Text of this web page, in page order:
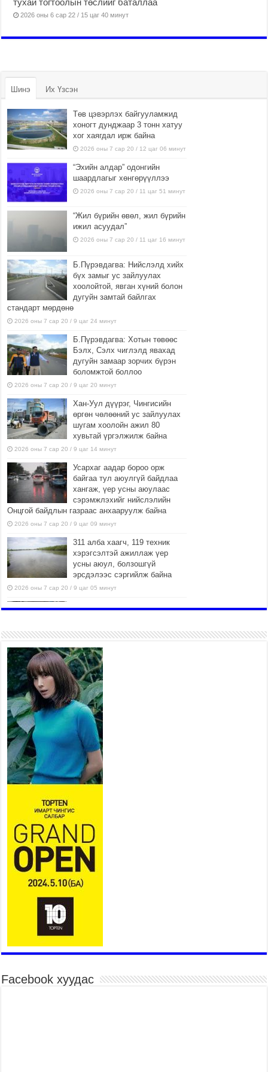
тухай тогтоолын төслийг баталлаа
2026 оны 6 сар 22 / 15 цаг 40 минут
Шинэ Их Үзсэн
Төв цэвэрлэх байгууламжид
хоногт дунджаар 3 тонн хатуу
хог хаягдал ирж байна
2026 оны 7 сар 20 / 12 цаг 06 минут
“Эхийн алдар” одонгийн
шаардлагыг хөнгөрүүллээ
2026 оны 7 сар 20 / 11 цаг 51 минут
“Жил бүрийн өвөл, жил бүрийн
ижил асуудал”
2026 оны 7 сар 20 / 11 цаг 16 минут
Б.Пүрэвдагва: Нийслэлд хийх
бүх замыг ус зайлуулах
хоолойтой, явган хүний болон
дугуйн замтай байлгах
стандарт мөрдөнө
2026 оны 7 сар 20 / 9 цаг 24 минут
Б.Пүрэвдагва: Хотын төвөөс
Бэлх, Сэлх чиглэлд явахад
дугуйн замаар зорчих бүрэн
боломжтой боллоо
2026 оны 7 сар 20 / 9 цаг 20 минут
Хан-Уул дүүрэг, Чингисийн
өргөн чөлөөний ус зайлуулах
шугам хоолойн ажил 80
хувьтай үргэлжилж байна
2026 оны 7 сар 20 / 9 цаг 14 минут
Усархаг аадар бороо орж
байгаа тул аюулгүй байдлаа
хангаж, үер усны аюулаас
сэрэмжлэхийг нийслэлийн
Онцгой байдлын газраас анхааруулж байна
2026 оны 7 сар 20 / 9 цаг 09 минут
311 алба хаагч, 119 техник
хэрэгсэлтэй ажиллаж үер
усны аюул, болзошгүй
эрсдэлээс сэргийлж байна
2026 оны 7 сар 20 / 9 цаг 05 минут
Аяллаа зөв төлөвлөхийг
2026 оны 7 сар 16 / 11 цаг 50 минут
Үер усны болзошгүй аюулаас
сэргийлж, холбогдох
байгууллагууд өндөржүүлсэн
бэлэн байдалд ажиллаж байна
2026 оны 7 сар 15 / 13 цаг 06 минут
Монгол адууны үнэ цэнийг
дэлхийд сурталчлах “Дэлхийн
адууны өдөр”-т 15000 морьтон
оролцож байна
2026 оны 7 сар 15 / 11 цаг 51 минут
Шагайн харвааны насанд хүрэгчдийн багийн
шилдгүүд шалгарав
2026 оны 7 сар 15 / 11 цаг 45 минут
Үндэсний их баяр наадмын сур харвааны
шагналыг нийслэлийн Засаг дарга бөгөөд
Улаанбаатар хотын Захирагч Б.Пүрэвдагва
гардууллаа
2026 оны 7 сар 15 / 11 цаг 41 минут
Нийслэлийн Эрүүл мэндийн газраас 45 баг
иргэдэд тусламж, үйлчилгээ үзүүлж байна
2026 оны 7 сар 15 / 11 цаг 30 минут
үргэлжилж байна
Төв цэнгэлдэх орчмын цэвэрлэгээ, үйлчилгээнд
Facebook хуудас